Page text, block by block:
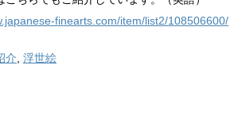
finearts.com/item/list2/108506600/
介 浮世絵